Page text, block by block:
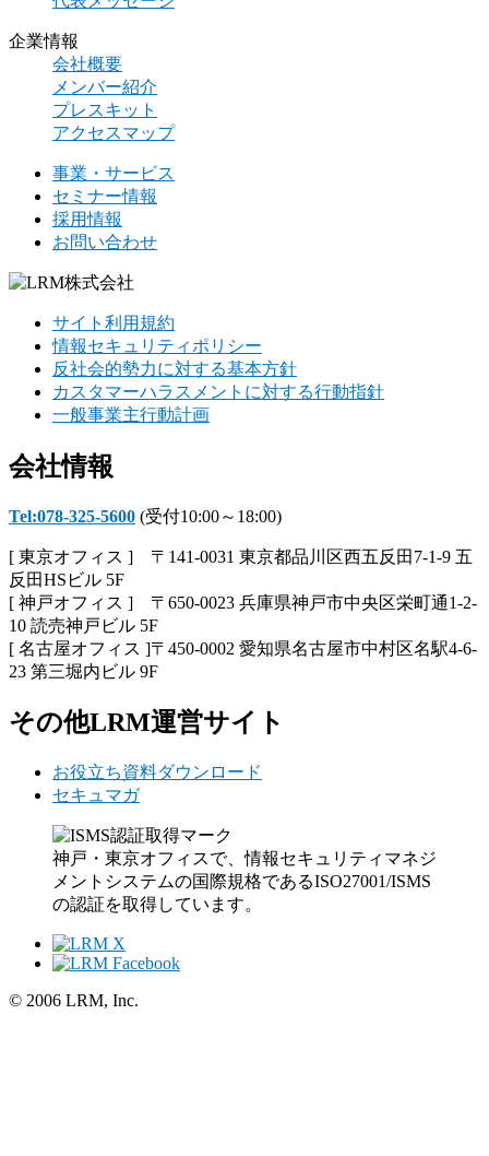
企業情報
会社概要
メンバー紹介
プレスキット
アクセスマップ
事業・サービス
セミナー情報
採用情報
お問い合わせ
サイト利用規約
情報セキュリティポリシー
反社会的勢力に対する基本方針
カスタマーハラスメントに対する行動指針
一般事業主行動計画
会社情報
Tel:078-325-5600 (受付10:00～18:00)
[ 東京オフィス ] 〒141-0031 東京都品川区西五反田7-1-9 五
反田HSビル 5F
[ 神戸オフィス ] 〒650-0023 兵庫県神戸市中央区栄町通1-2-
10 読売神戸ビル 5F
[ 名古屋オフィス ]〒450-0002 愛知県名古屋市中村区名駅4-6-
23 第三堀内ビル 9F
その他LRM運営サイト
お役立ち資料ダウンロード
セキュマガ
神戸・東京オフィスで、情報セキュリティマネジ
メントシステムの国際規格であるISO27001/ISMS
の認証を取得しています。
© 2006 LRM, Inc.